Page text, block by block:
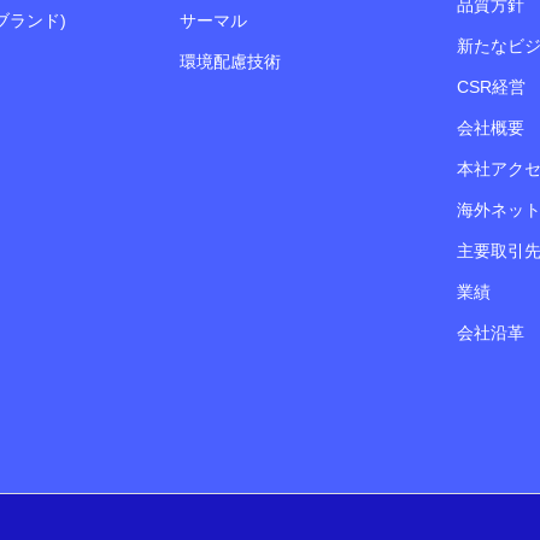
ランド) サーマル
環境配慮技術
品質方針
新たなビ
CSR経営
会社概要
本社アク
海外ネッ
主要取引先
業績
会社沿革